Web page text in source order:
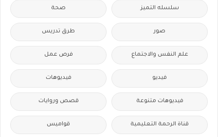
سلسله التميز صحة
صور طرق تدريس
علم النفس والاجتماع فرص عمل
فيديو فيديوهات
فيديوهات متنوعة قصص وروايات
قناة الرحمة التعليمية قواميس